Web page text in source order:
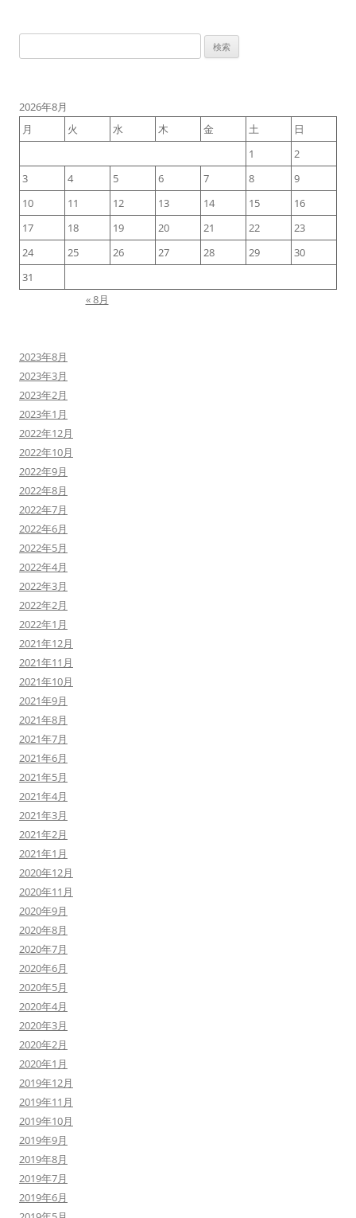
索:
2026年8月
月
火 水 木 金 土
日
1
2
3
4 5 6 7 8
9
10
11 12 13 14 15
16
17
18 19 20 21 22
23
24
25 26 27 28 29
30
31
« 8月
2023年8月
2023年3月
2023年2月
2023年1月
2022年12月
2022年10月
2022年9月
2022年8月
2022年7月
2022年6月
2022年5月
2022年4月
2022年3月
2022年2月
2022年1月
2021年12月
2021年11月
2021年10月
2021年9月
2021年8月
2021年7月
2021年6月
2021年5月
2021年4月
2021年3月
2021年2月
2021年1月
2020年12月
2020年11月
2020年9月
2020年8月
2020年7月
2020年6月
2020年5月
2020年4月
2020年3月
2020年2月
2020年1月
2019年12月
2019年11月
2019年10月
2019年9月
2019年8月
2019年7月
2019年6月